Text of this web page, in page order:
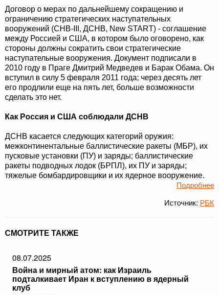
Договор о мерах по дальнейшему сокращению и
ограничению стратегических наступательных
вооружений (СНВ-III, ДСНВ, New START) - соглашение
между Россией и США, в котором было оговорено, как
стороны должны сократить свои стратегические
наступательные вооружения. Документ подписали в
2010 году в Праге Дмитрий Медведев и Барак Обама. Он
вступил в силу 5 февраля 2011 года; через десять лет
его продлили еще на пять лет, больше возможности
сделать это нет.
Как Россия и США соблюдали ДСНВ
ДСНВ касается следующих категорий оружия:
межконтинентальные баллистические ракеты (МБР), их
пусковые установки (ПУ) и заряды; баллистические
ракеты подводных лодок (БРПЛ), их ПУ и заряды;
тяжелые бомбардировщики и их ядерное вооружение.
Подробнее
Источник: РБК
СМОТРИТЕ ТАКЖЕ
08.07.2025
Война и мирный атом: как Израиль
подталкивает Иран к вступлению в ядерный
клуб